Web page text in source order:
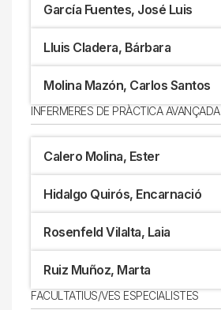
García Fuentes, José Luis
Lluis Cladera, Bárbara
Molina Mazón, Carlos Santos
INFERMERES DE PRÀCTICA AVANÇADA
Calero Molina, Ester
Hidalgo Quirós, Encarnació
Rosenfeld Vilalta, Laia
Ruiz Muñoz, Marta
FACULTATIUS/VES ESPECIALISTES